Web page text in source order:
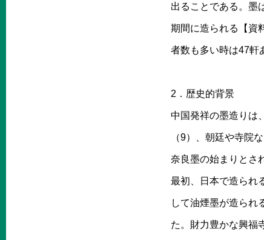
出ることである。墨
期間に造られる【資
者数も多い時は47軒
2．歴史的背景
中国発祥の墨造りは
（9）、朝廷や寺院
奈良墨の始まりとさ
最初、日本で造られ
して油煙墨が造られ
た。財力豊かな興福